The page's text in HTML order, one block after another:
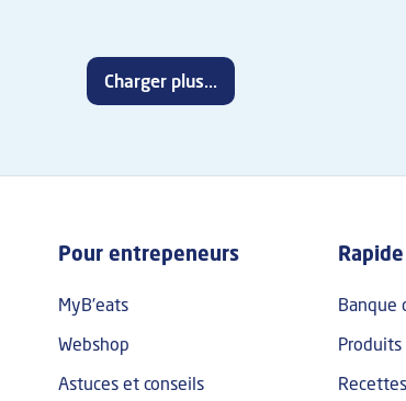
Charger plus...
Pour entrepeneurs
MyB'eats
Webshop
Astuces et conseils
Banque
Produits
Recettes